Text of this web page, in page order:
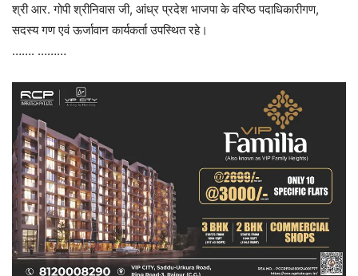
श्री आर. गोपी श्रीनिवास जी, आंध्र प्रदेश भाजपा के वरिष्ठ पदाधिकारीगण,
सदस्य गण एवं ऊर्जावान कार्यकर्ता उपस्थित रहे।
……. ………